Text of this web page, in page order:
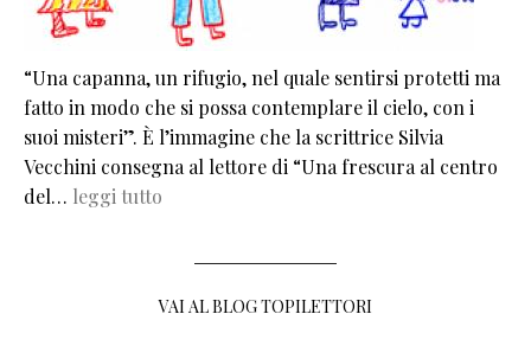
“Una capanna, un rifugio, nel quale sentirsi protetti ma
fatto in modo che si possa contemplare il cielo, con i
suoi misteri”. È l’immagine che la scrittrice Silvia
Vecchini consegna al lettore di “Una frescura al centro
del… leggi tutto
VAI AL BLOG TOPILETTORI